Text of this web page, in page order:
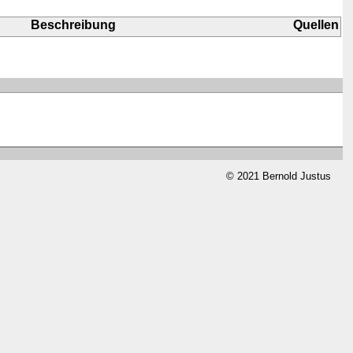
Beschreibung
Quellen
© 2021 Bernold Justus